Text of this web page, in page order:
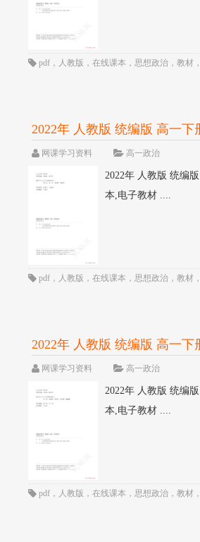
pdf ， 人教版 ，在线课本 ，思想政治 ，教材
2022年 人教版 统编版 高一
网课学习资料 高一政治
2022年 人教版 统编
本,电子教材 ....
pdf ， 人教版 ，在线课本 ，思想政治 ，教材
2022年 人教版 统编版 高一
网课学习资料 高一政治
2022年 人教版 统编
本,电子教材 ....
pdf ， 人教版 ，在线课本 ，思想政治 ，教材